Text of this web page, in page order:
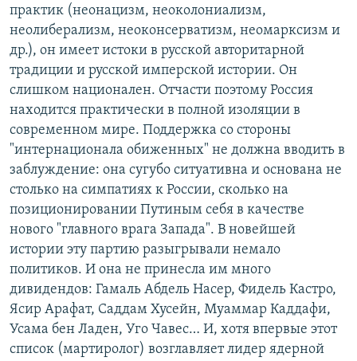
практик (неонацизм, неоколониализм,
неолиберализм, неоконсерватизм, неомарксизм и
др.), он имеет истоки в русской авторитарной
традиции и русской имперской истории. Он
слишком национален. Отчасти поэтому Россия
находится практически в полной изоляции в
современном мире. Поддержка со стороны
"интернационала обиженных" не должна вводить в
заблуждение: она сугубо ситуативна и основана не
столько на симпатиях к России, сколько на
позиционировании Путиным себя в качестве
нового "главного врага Запада". В новейшей
истории эту партию разыгрывали немало
политиков. И она не принесла им много
дивидендов: Гамаль Абдель Насер, Фидель Кастро,
Ясир Арафат, Саддам Хусейн, Муаммар Каддафи,
Усама бен Ладен, Уго Чавес… И, хотя впервые этот
список (мартиролог) возглавляет лидер ядерной